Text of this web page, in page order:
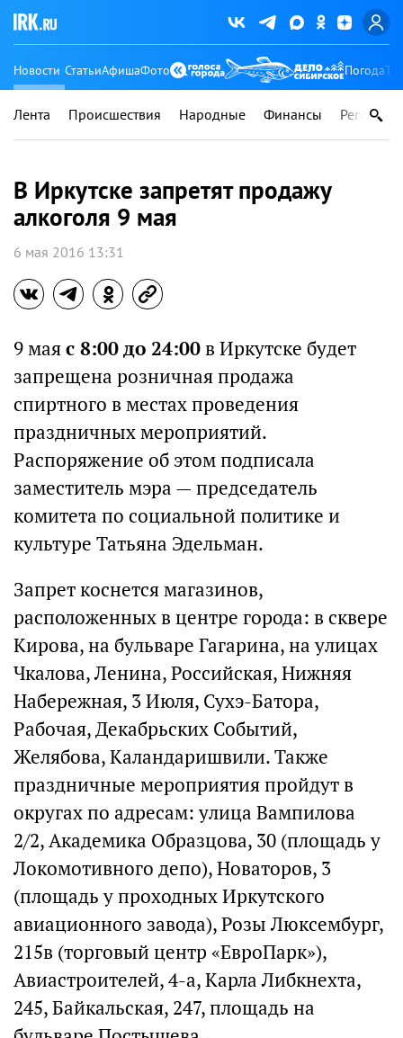
Новости СтатьиАфишаФото Погода
Лента Происшествия Народные Финансы Регионы
В Иркутске запретят продажу
алкоголя 9 мая
6 мая 2016 13:31
9 маяс 8:00 до 24:00в Иркутске будет
запрещена розничная продажа
спиртного в местах проведения
праздничных мероприятий.
Распоряжение об этом подписала
заместитель мэра — председатель
комитета по социальной политике и
культуре Татьяна Эдельман.
Запрет коснется магазинов,
расположенных в центре города: в сквере
Кирова, на бульваре Гагарина, на улицах
Чкалова, Ленина, Российская, Нижняя
Набережная, 3 Июля, Сухэ-Батора,
Рабочая, Декабрьских Событий,
Желябова, Каландаришвили. Также
праздничные мероприятия пройдут в
округах по адресам: улица Вампилова
2/2, Академика Образцова, 30 (площадь у
Локомотивного депо), Новаторов, 3
(площадь у проходных Иркутского
авиационного завода), Розы Люксембург,
215в (торговый центр «ЕвроПарк»),
Авиастроителей, 4-а, Карла Либкнехта,
245, Байкальская, 247, площадь на